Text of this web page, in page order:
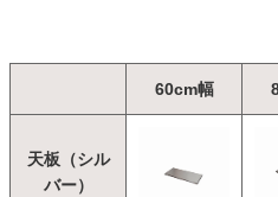
60cm幅
天板（シル
バー）